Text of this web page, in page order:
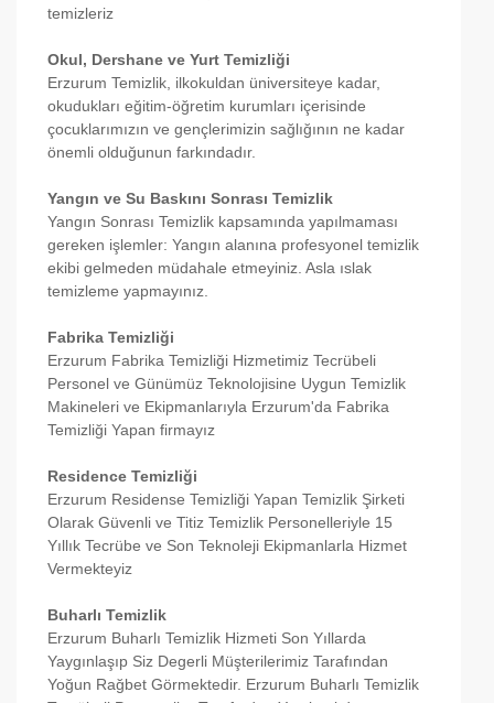
temizleriz
Okul, Dershane ve Yurt Temizliği
Erzurum Temizlik, ilkokuldan üniversiteye kadar,
okudukları eğitim-öğretim kurumları içerisinde
çocuklarımızın ve gençlerimizin sağlığının ne kadar
önemli olduğunun farkındadır.
Yangın ve Su Baskını Sonrası Temizlik
Yangın Sonrası Temizlik kapsamında yapılmaması
gereken işlemler: Yangın alanına profesyonel temizlik
ekibi gelmeden müdahale etmeyiniz. Asla ıslak
temizleme yapmayınız.
Fabrika Temizliği
Erzurum Fabrika Temizliği Hizmetimiz Tecrübeli
Personel ve Günümüz Teknolojisine Uygun Temizlik
Makineleri ve Ekipmanlarıyla Erzurum'da Fabrika
Temizliği Yapan firmayız
Residence Temizliği
Erzurum Residense Temizliği Yapan Temizlik Şirketi
Olarak Güvenli ve Titiz Temizlik Personelleriyle 15
Yıllık Tecrübe ve Son Teknoleji Ekipmanlarla Hizmet
Vermekteyiz
Buharlı Temizlik
Erzurum Buharlı Temizlik Hizmeti Son Yıllarda
Yaygınlaşıp Siz Degerli Müşterilerimiz Tarafından
Yoğun Rağbet Görmektedir. Erzurum Buharlı Temizlik